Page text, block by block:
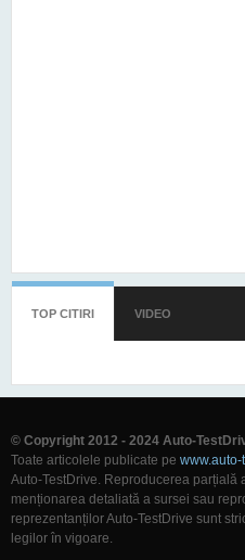
TOP CITIRI (TAB ACTIV)
VIDEO
© Copyright 2012 - 2024 Auto-
Toate articolele publicate pe
Auto-TestDrive. Reproducerea parțială
menționarea detaliată a sursei sau
reprezentanților Auto-TestDrive sunt
legilor în vigoare.